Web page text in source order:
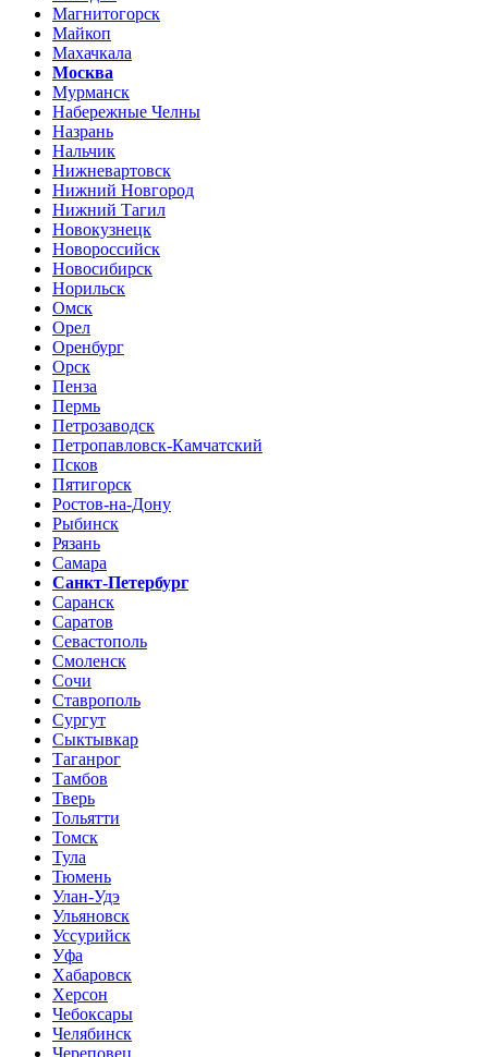
Магнитогорск
Майкоп
Махачкала
Москва
Мурманск
Набережные Челны
Назрань
Нальчик
Нижневартовск
Нижний Новгород
Нижний Тагил
Новокузнецк
Новороссийск
Новосибирск
Норильск
Омск
Орел
Оренбург
Орск
Пенза
Пермь
Петрозаводск
Петропавловск-Камчатский
Псков
Пятигорск
Ростов-на-Дону
Рыбинск
Рязань
Самара
Санкт-Петербург
Саранск
Саратов
Севастополь
Смоленск
Сочи
Ставрополь
Сургут
Сыктывкар
Таганрог
Тамбов
Тверь
Тольятти
Томск
Тула
Тюмень
Улан-Удэ
Ульяновск
Уссурийск
Уфа
Хабаровск
Херсон
Чебоксары
Челябинск
Череповец